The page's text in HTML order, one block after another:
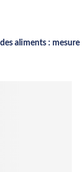
aliments : mesure